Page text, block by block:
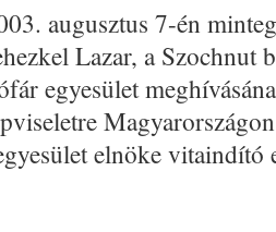
augusztus 7-én
Lazar, a Szochnut
egyesület
elnöke vitaindító